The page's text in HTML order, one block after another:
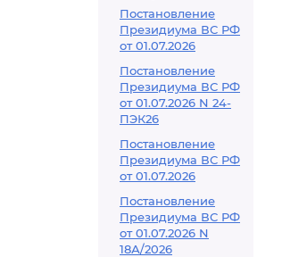
Постановление
Президиума ВС РФ
от 01.07.2026
Постановление
Президиума ВС РФ
от 01.07.2026 N 24-
ПЭК26
Постановление
Президиума ВС РФ
от 01.07.2026
Постановление
Президиума ВС РФ
от 01.07.2026 N
18А/2026